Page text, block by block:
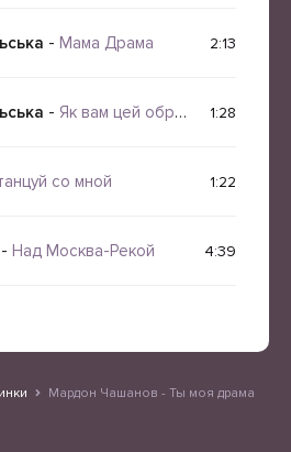
- Мама Драма 2:13
- Як вам цей образ від 1:28
со мной 1:22
- Над Москва-Рекой 4:39
Мардон Чашанов - Ты моя драма